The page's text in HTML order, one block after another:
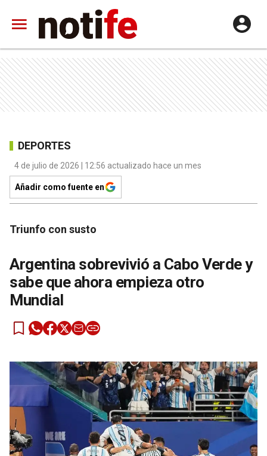
DEPORTES
4 de julio de 2026 | 12:56 actualizado hace un mes
Añadir como fuente en
Triunfo con susto
Argentina sobrevivió a Cabo Verde y
sabe que ahora empieza otro
Mundial